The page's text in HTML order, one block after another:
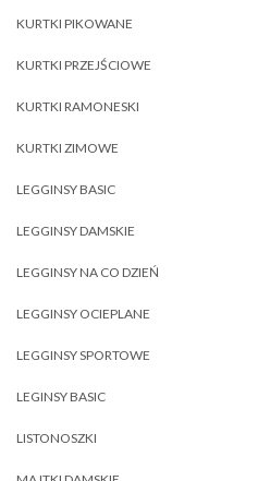
KURTKI PIKOWANE
KURTKI PRZEJŚCIOWE
KURTKI RAMONESKI
KURTKI ZIMOWE
LEGGINSY BASIC
LEGGINSY DAMSKIE
LEGGINSY NA CO DZIEŃ
LEGGINSY OCIEPLANE
LEGGINSY SPORTOWE
LEGINSY BASIC
LISTONOSZKI